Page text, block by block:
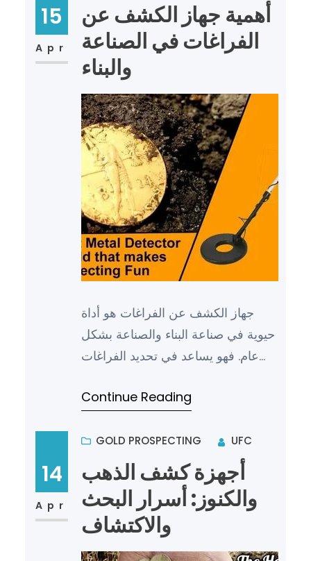
15
Apr
أهمية جهاز الكشف عن
الفراغات في الصناعة
والبناء
جهاز الكشف عن الفراغات هو أداة
حيوية في صناعة البناء والصناعة بشكل
عام. فهو يساعد في تحديد الفراغات
Continue Reading
14
Apr
GOLD PROSPECTING UFC
أجهزة كشف الذهب
والكنوز: أسرار البحث
والاكتشاف